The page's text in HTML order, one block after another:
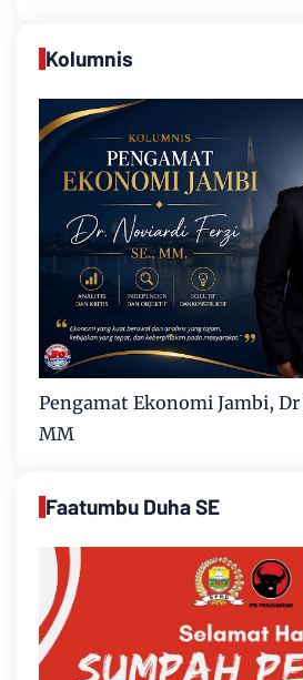
Kolumnis
Pengamat Ekonomi Jambi,
MM
Faatumbu Duha SE